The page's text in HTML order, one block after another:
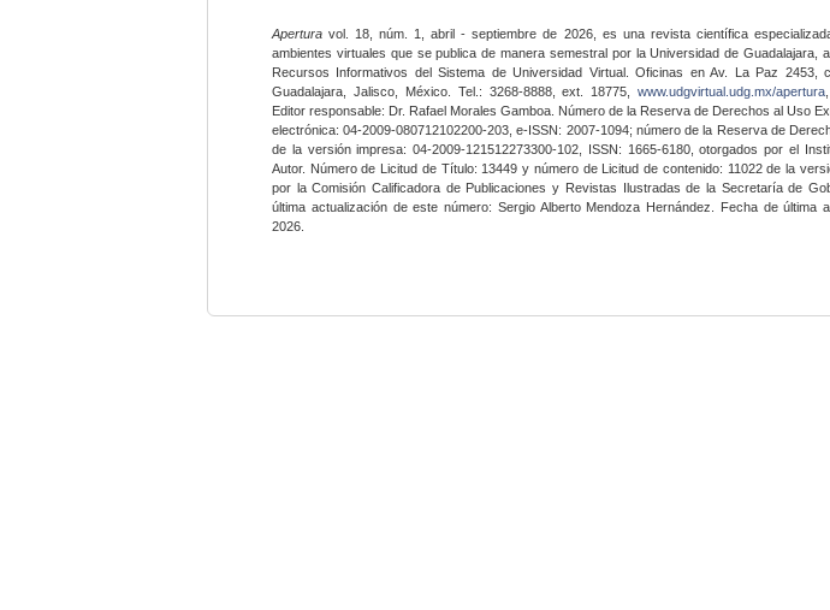
Apertura vol. 18, núm. 1, abril - septiembre de 2026, es una revista científica
ambientes virtuales que se publica de manera semestral por la Universidad de Guadalajara,
Recursos Informativos del Sistema de Universidad Virtual. Oficinas en Av. La Paz 2453,
Guadalajara, Jalisco, México. Tel.: 3268-8888, ext. 18775,www.udgvirtual.udg.mx/apertura
Editor responsable: Dr. Rafael Morales Gamboa. Número de la Reserva de Derechos al Uso
electrónica: 04-2009-080712102200-203, e-ISSN: 2007-1094; número de la Reserva de
de la versión impresa: 04-2009-121512273300-102, ISSN: 1665-6180, otorgados por el
Autor. Número de Licitud de Título: 13449 y número de Licitud de contenido: 11022 de la
por la Comisión Calificadora de Publicaciones y Revistas Ilustradas de la Secretaría de
última actualización de este número: Sergio Alberto Mendoza Hernández. Fecha de última
2026.